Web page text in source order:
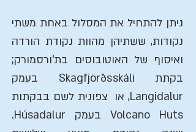
ניתן להתחיל את המסלול באחת משתי
נקודות, ששתיהן מהוות נקודת הורדה
ואיסוף של האוטובוסים בת'ורסמורק;
בקתת Skagfjörðsskáli בעמק
Langidalur, או צפונית לשם בבקתות
Volcano Huts בעמק Húsadalur.